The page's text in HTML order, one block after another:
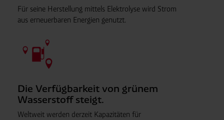
Für seine Herstellung mittels Elektrolyse wird Strom
aus erneuerbaren Energien genutzt.
Die Verfügbarkeit von grünem
Wasserstoff steigt.
Weltweit werden derzeit Kapazitäten für